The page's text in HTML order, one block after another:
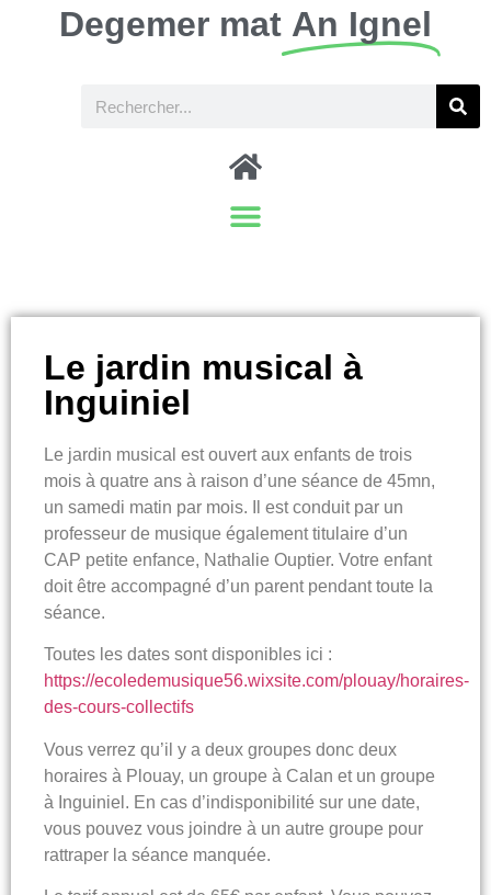
Degemer mat An Ignel
Le jardin musical à
Inguiniel
Le jardin musical est ouvert aux enfants de trois
mois à quatre ans à raison d’une séance de 45mn,
un samedi matin par mois. Il est conduit par un
professeur de musique également titulaire d’un
CAP petite enfance, Nathalie Ouptier. Votre enfant
doit être accompagné d’un parent pendant toute la
séance.
Toutes les dates sont disponibles ici :
https://ecoledemusique56.wixsite.com/plouay/horaires-
des-cours-collectifs
Vous verrez qu’il y a deux groupes donc deux
horaires à Plouay, un groupe à Calan et un groupe
à Inguiniel. En cas d’indisponibilité sur une date,
vous pouvez vous joindre à un autre groupe pour
rattraper la séance manquée.